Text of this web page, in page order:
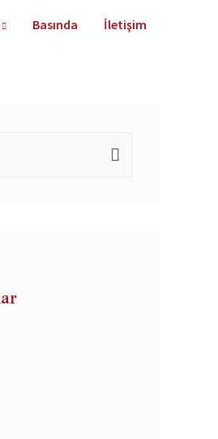
Basında İletişim